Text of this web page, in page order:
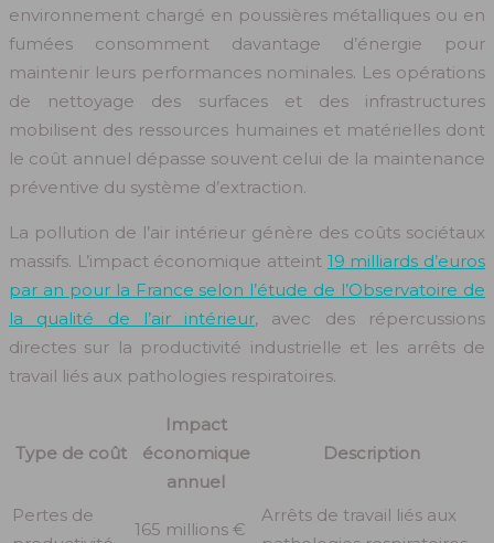
environnement chargé en poussières métalliques ou en
fumées consomment davantage d’énergie pour
maintenir leurs performances nominales. Les opérations
de nettoyage des surfaces et des infrastructures
mobilisent des ressources humaines et matérielles dont
le coût annuel dépasse souvent celui de la maintenance
préventive du système d’extraction.
La pollution de l’air intérieur génère des coûts sociétaux
massifs. L’impact économique atteint 19 milliards d’euros
par an pour la France selon l’étude de l’Observatoire de
la qualité de l’air intérieur, avec des répercussions
directes sur la productivité industrielle et les arrêts de
travail liés aux pathologies respiratoires.
Type de coût
Impact
économique
annuel
Description
Pertes de
165 millions €
Arrêts de travail liés aux